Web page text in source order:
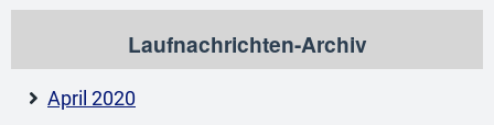
Laufnachrichten-Archiv
April 2020